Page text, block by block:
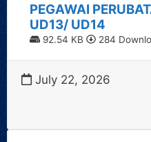
PEGAWAI
UD13/ UD14
92.54 KB 284
July 22, 2026